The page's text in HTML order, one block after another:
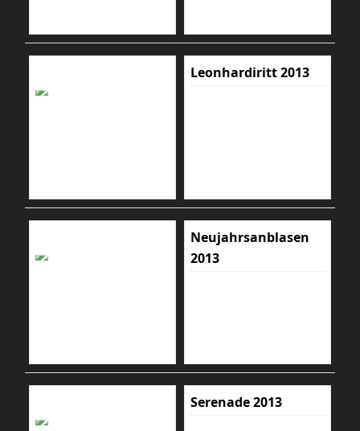
Leonhardiritt 2013
Neujahrsanblasen
2013
Serenade 2013